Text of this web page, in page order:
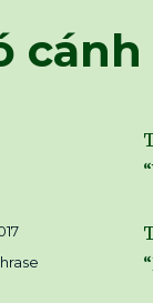
cánh